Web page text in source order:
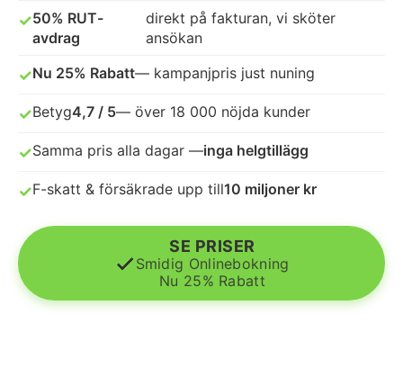
✓50% RUT-
avdrag
direkt på fakturan, vi sköter
ansökan
✓Nu 25% Rabatt— kampanjpris just nuning
✓Betyg4,7 / 5— över 18 000 nöjda kunder
✓Samma pris alla dagar —inga helgtillägg
✓F-skatt & försäkrade upp till10 miljoner kr
SE PRISER
Smidig Onlinebokning
Nu 25% Rabatt